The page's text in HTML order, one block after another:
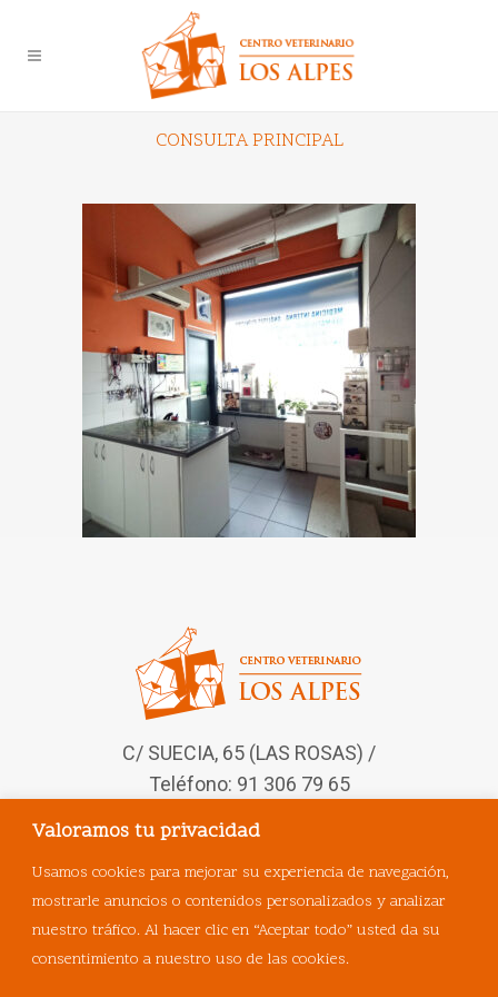
Valoramos tu privacidad
Usamos cookies para mejorar su experiencia de navegación,
mostrarle anuncios o contenidos personalizados y analizar
nuestro tráfico. Al hacer clic en “Aceptar todo” usted da su
consentimiento a nuestro uso de las cookies.
CONSULTA PRINCIPAL
C/ SUECIA, 65 (LAS ROSAS) /
Teléfono: 91 306 79 65
Síguenos en nuestras redes
sociales